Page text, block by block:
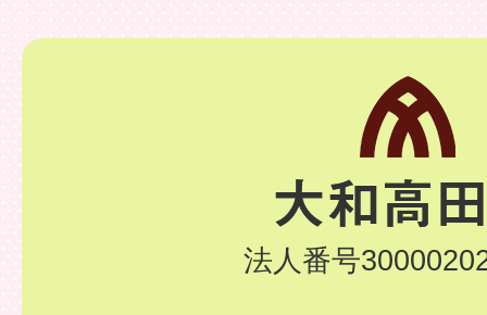
法人番号